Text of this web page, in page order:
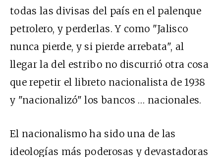
todas las divisas del país en el palenque
petrolero, y perderlas. Y como "Jalisco
nunca pierde, y si pierde arrebata", al
llegar la del estribo no discurrió otra cosa
que repetir el libreto nacionalista de 1938
y "nacionalizó" los bancos … nacionales.
El nacionalismo ha sido una de las
ideologías más poderosas y devastadoras